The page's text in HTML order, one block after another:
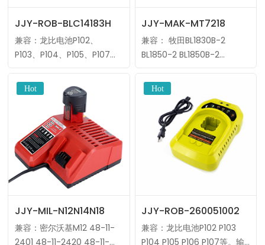
JJY-ROB-BLC14183H
兼容：龙比电池P102、
P103、P104、P105、P107、
出电流：400mA制造商：标
准电波MOQ：10件
OEM/ODM：标签、包装、
外壳、颜色等。（数量≥1……
JJY-MAK-MT7218
兼容： 牧田BL1830B-2
BL1850-2 BL1850B-2
BL1830 BL1840 BL1850
BL1860 BL1815 B……
JJY-MIL-N12N14N18
兼容：密尔沃基M12 48-11-
2401 48-11-2420 48-11-
JJY-ROB-260051002
兼容：龙比电池P102 P103
P104 P105 P106 P107等。输